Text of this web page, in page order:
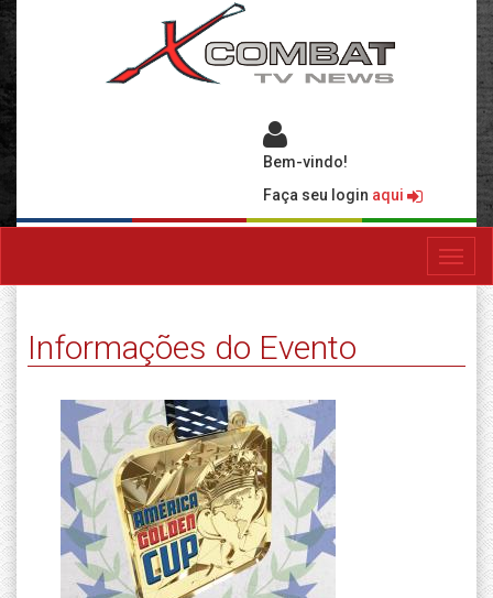
Bem-vindo!
Faça seu login aqui
Informações do Evento